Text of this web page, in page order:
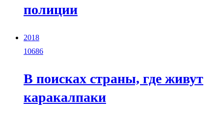
полиции
2018
10686
В поисках страны, где живут
каракалпаки